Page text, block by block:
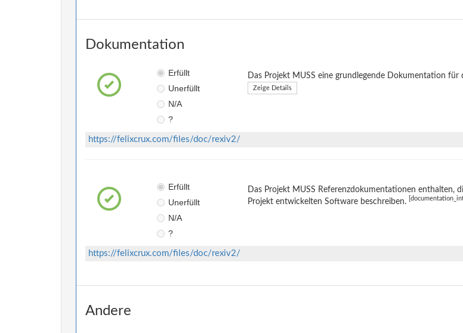
Dokumentation
Erfüllt
Unerfüllt
N/A
?
Das Projekt MUSS eine grundlegende Dokumentation
Zeige Details
https://felixcrux.com/files/doc/rexiv2/
Erfüllt
Unerfüllt
N/A
?
Das Projekt MUSS Referenzdokumentationen enthalten,
Projekt entwickelten Software beschreiben.
https://felixcrux.com/files/doc/rexiv2/
Andere